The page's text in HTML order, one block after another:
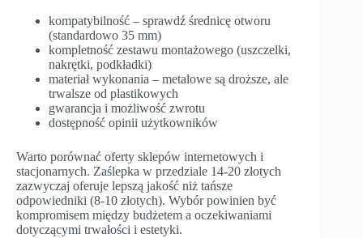
kompatybilność – sprawdź średnicę otworu
(standardowo 35 mm)
kompletność zestawu montażowego (uszczelki,
nakrętki, podkładki)
materiał wykonania – metalowe są droższe, ale
trwalsze od plastikowych
gwarancja i możliwość zwrotu
dostępność opinii użytkowników
Warto porównać oferty sklepów internetowych i
stacjonarnych. Zaślepka w przedziale 14-20 złotych
zazwyczaj oferuje lepszą jakość niż tańsze
odpowiedniki (8-10 złotych). Wybór powinien być
kompromisem między budżetem a oczekiwaniami
dotyczącymi trwałości i estetyki.